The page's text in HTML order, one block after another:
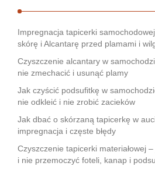
Impregnacja tapicerki
skórę i Alcantarę przed plamami i
Czyszczenie alcantary w
nie zmechacić i usunąć plamy
Jak czyścić podsufitkę w
nie odkleić i nie zrobić zacieków
Jak dbać o skórzaną tapicerkę w
impregnacja i częste błędy
Czyszczenie tapicerki materiałowej
i nie przemoczyć foteli, kanap i